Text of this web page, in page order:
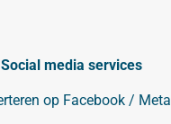
Social media services
op Facebook / Meta